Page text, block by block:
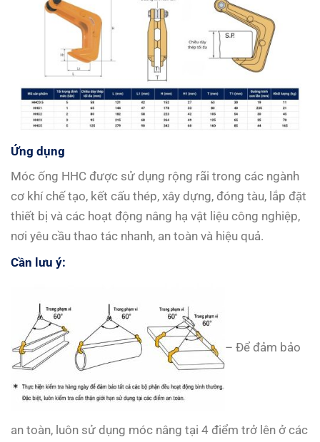
Ứng dụng
Móc ống HHC được sử dụng rộng rãi trong các ngành
cơ khí chế tạo, kết cấu thép, xây dựng, đóng tàu, lắp đặt
thiết bị và các hoạt động nâng hạ vật liệu công nghiệp,
nơi yêu cầu thao tác nhanh, an toàn và hiệu quả.
Cần lưu ý:
– Để đảm bảo
an toàn, luôn sử dụng móc nâng tại 4 điểm trở lên ở các